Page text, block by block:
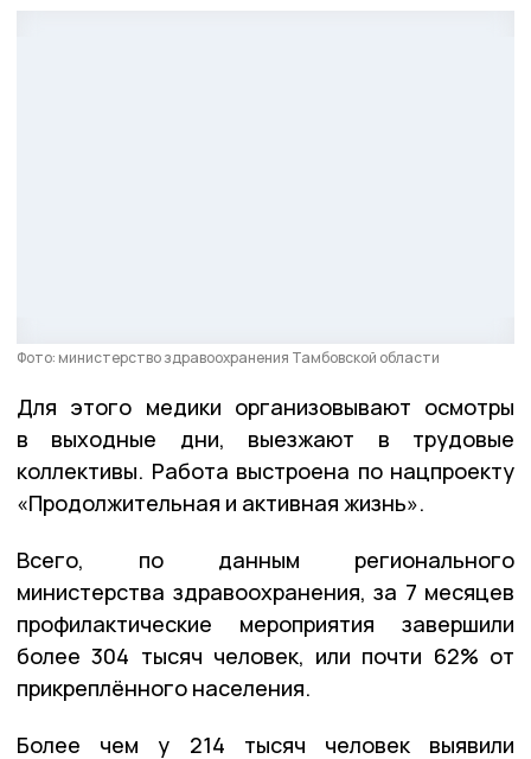
Фото: министерство здравоохранения Тамбовской области
Для этого медики организовывают осмотры
в выходные дни, выезжают в трудовые
коллективы. Работа выстроена по нацпроекту
«Продолжительная и активная жизнь».
Всего, по данным регионального
министерства здравоохранения, за 7 месяцев
профилактические мероприятия завершили
более 304 тысяч человек, или почти 62% от
прикреплённого населения.
Более чем у 214 тысяч человек выявили